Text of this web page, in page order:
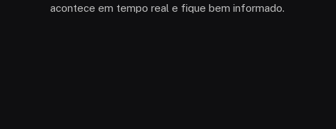
acontece em tempo real e fique bem informado.